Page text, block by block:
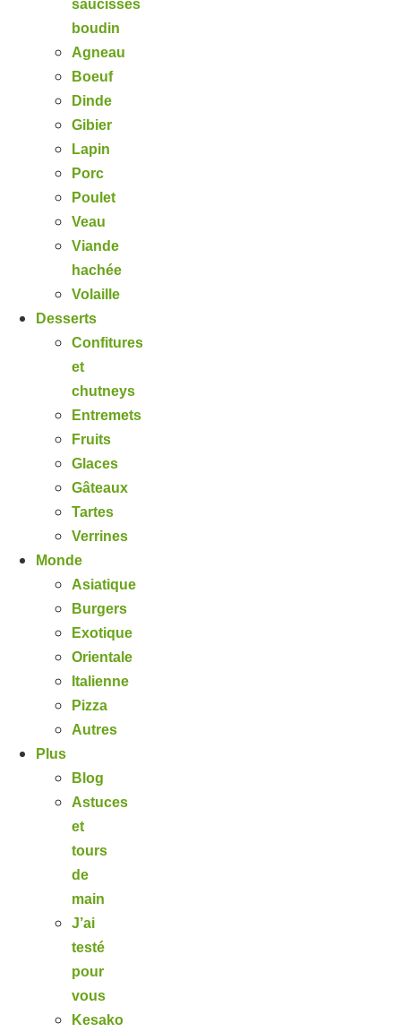
saucisses
boudin
Agneau
Boeuf
Dinde
Gibier
Lapin
Porc
Poulet
Veau
Viande
hachée
Volaille
Desserts
Confitures
et
chutneys
Entremets
Fruits
Glaces
Gâteaux
Tartes
Verrines
Monde
Asiatique
Burgers
Exotique
Orientale
Italienne
Pizza
Autres
Plus
Blog
Astuces
et
tours
de
main
J’ai
testé
pour
vous
Kesako